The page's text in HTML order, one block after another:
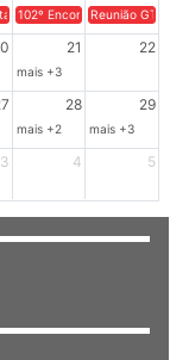
Grande do Sul - 100
a Cuba no Rio Grande do
em Defesa de Cuba e da
102º Encontro da
Reunião
21 22
mais +3
28 29
mais +2 mais +3
3 4 5